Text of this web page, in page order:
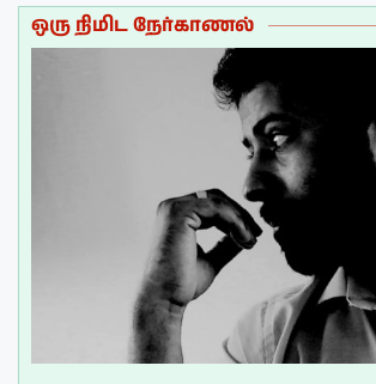
ஒரு நிமிட நேர்காணல்